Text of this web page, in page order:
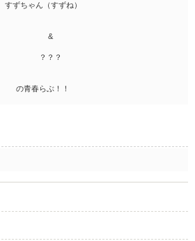
すずちゃん（すずね）
&
？？？
の青春らぶ！！